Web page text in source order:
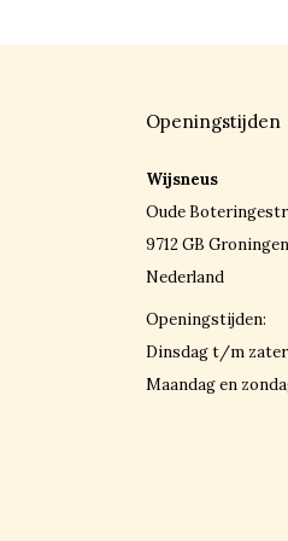
Openingstijden
Wijsneus
Oude
9712 GB Groningen
Nederland
Openingstijden:
Dinsdag t/m
Maandag en